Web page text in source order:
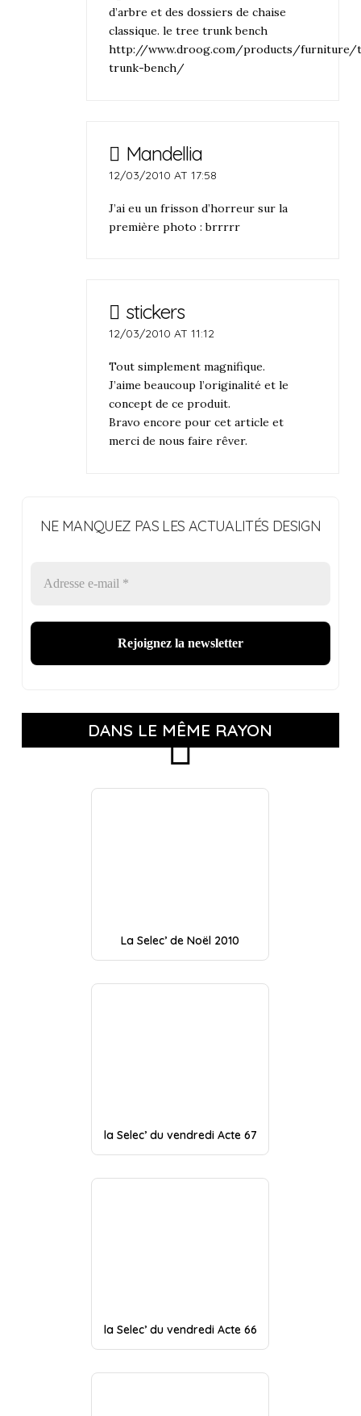
d’arbre et des dossiers de chaise
classique. le tree trunk bench
http://www.droog.com/products/furniture/
trunk-bench/
Mandellia
12/03/2010 AT 17:58
J’ai eu un frisson d’horreur sur la
première photo : brrrrr
stickers
12/03/2010 AT 11:12
Tout simplement magnifique.
J’aime beaucoup l’originalité et le
concept de ce produit.
Bravo encore pour cet article et
merci de nous faire rêver.
NE MANQUEZ PAS LES ACTUALITÉS DESIGN
DANS LE MÊME RAYON
La Selec’ de Noël 2010
la Selec’ du vendredi Acte 67
la Selec’ du vendredi Acte 66